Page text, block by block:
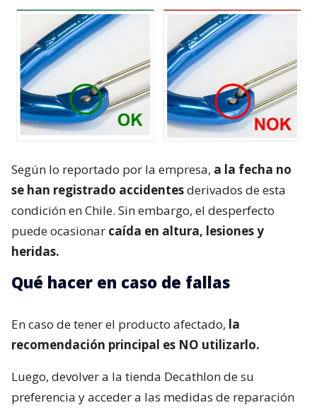
Según lo reportado por la empresa, a la fecha no
se han registrado accidentesderivados de esta
condición en Chile. Sin embargo, el desperfecto
puede ocasionar caída en altura, lesiones y
heridas.
Qué hacer en caso de fallas
En caso de tener el producto afectado, la
recomendación principal es NO utilizarlo.
Luego, devolver a la tienda Decathlon de su
preferencia y acceder a las medidas de reparación